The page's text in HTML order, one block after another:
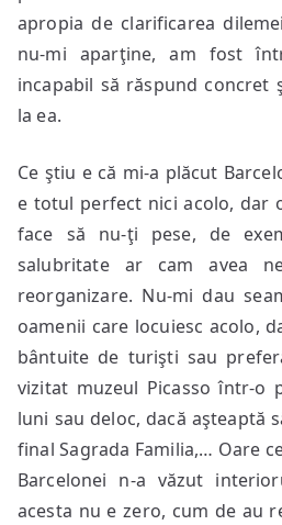
apropia de clarificarea
nu-mi aparţine, am fost
incapabil să răspund concret
la ea.
Ce ştiu e că mi-a plăcut
e totul perfect nici acolo, dar
face să nu-ţi pese, de
salubritate ar cam avea
reorganizare. Nu-mi dau
oamenii care locuiesc acolo,
bântuite de turişti sau
vizitat muzeul Picasso într-o
luni sau deloc, dacă aşteaptă
final Sagrada Familia,… Oare
Barcelonei n-a văzut
acesta nu e zero, cum de au